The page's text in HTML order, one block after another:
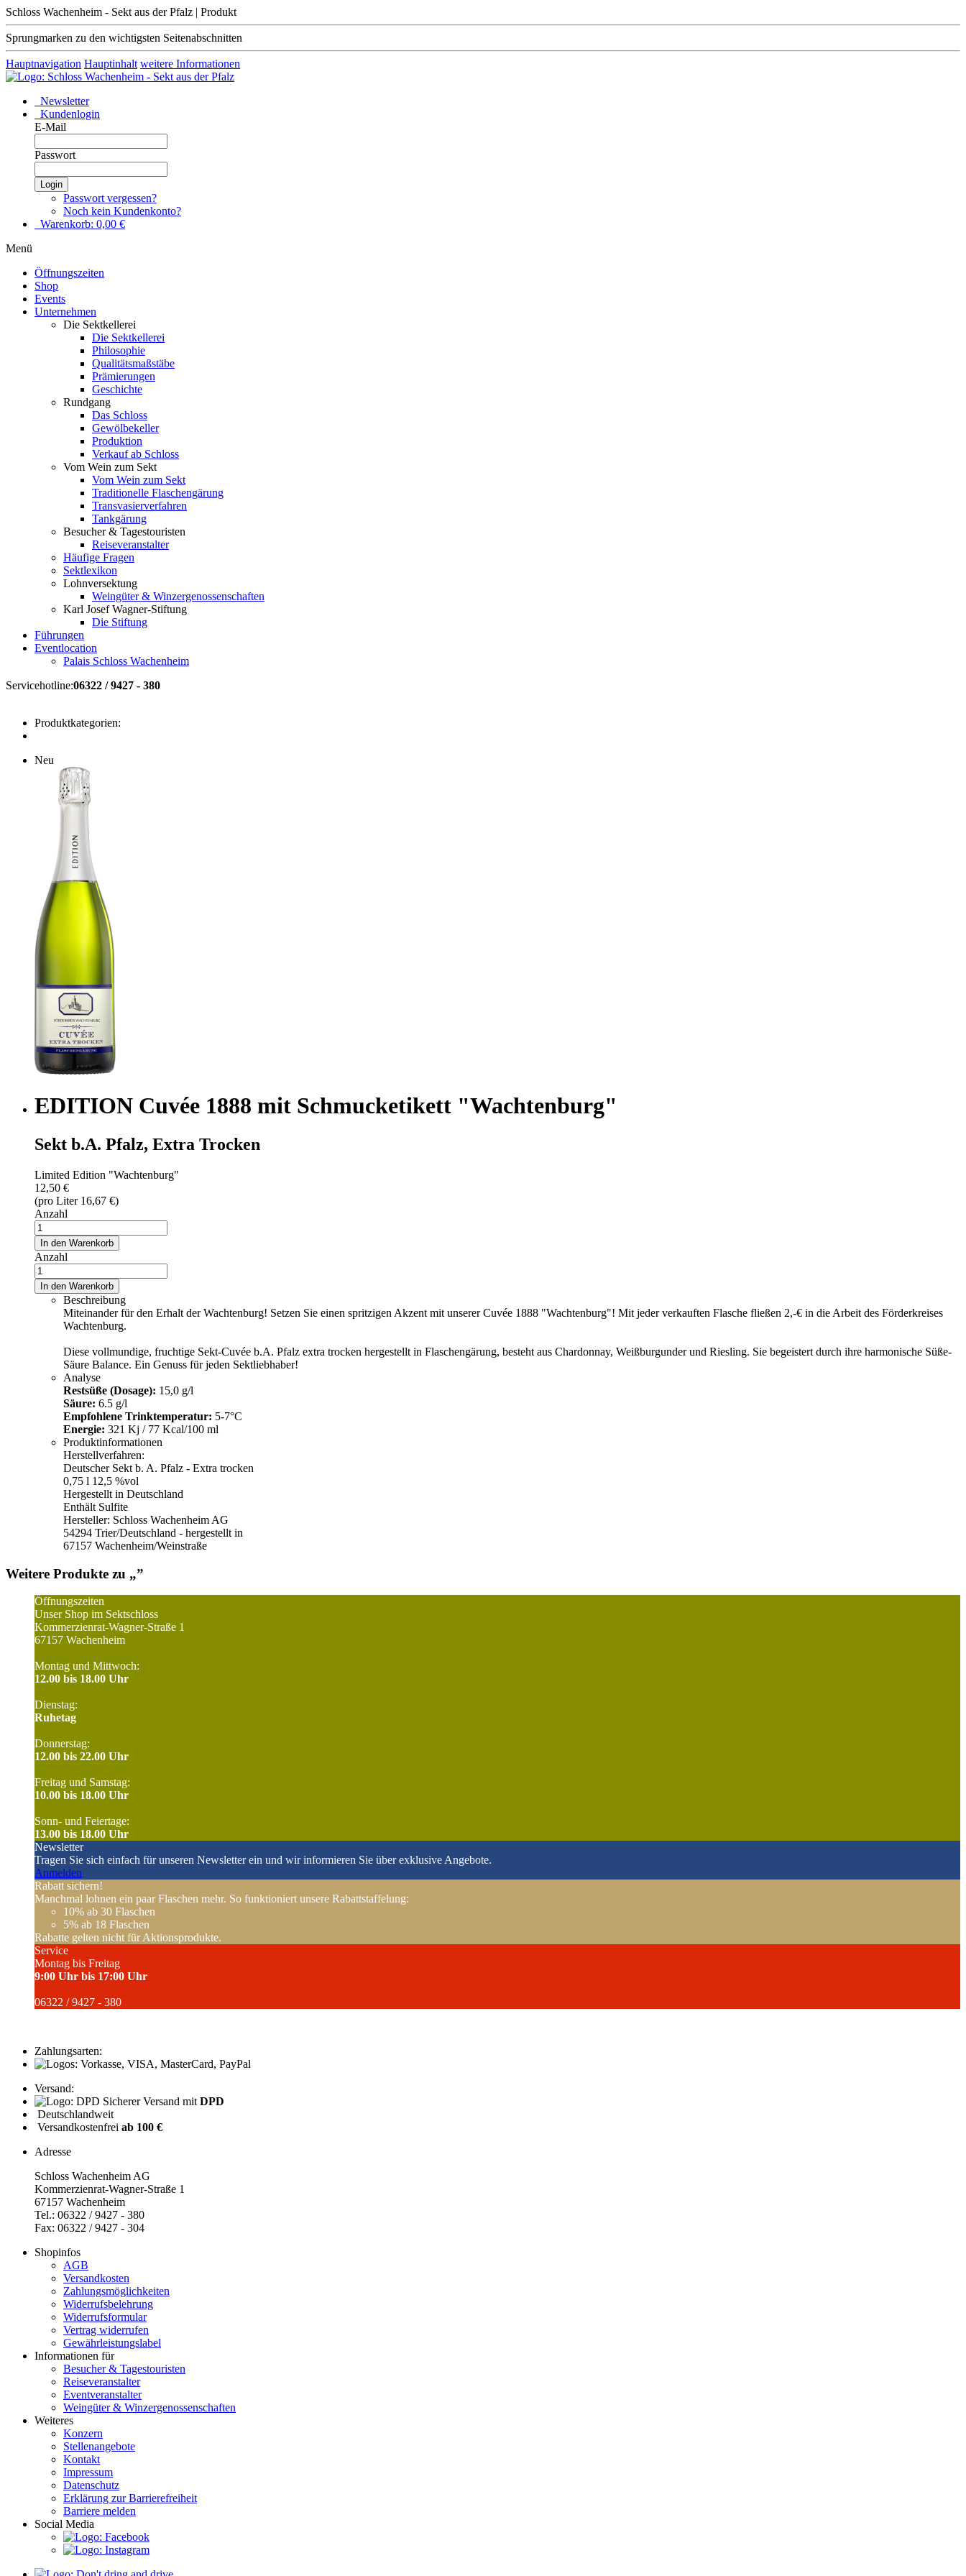
Schloss Wachenheim - Sekt aus der Pfalz | Produkt
Sprungmarken zu den wichtigsten Seitenabschnitten
Hauptnavigation Hauptinhalt weitere Informationen
Newsletter
Kundenlogin
E-Mail
Passwort
Login
Passwort vergessen?
Noch kein Kundenkonto?
Warenkorb: 0,00 €
Menü
Öffnungszeiten
Shop
Events
Unternehmen
Die Sektkellerei
Die Sektkellerei
Philosophie
Qualitätsmaßstäbe
Prämierungen
Geschichte
Rundgang
Das Schloss
Gewölbekeller
Produktion
Verkauf ab Schloss
Vom Wein zum Sekt
Vom Wein zum Sekt
Traditionelle Flaschengärung
Transvasierverfahren
Tankgärung
Besucher & Tagestouristen
Reiseveranstalter
Häufige Fragen
Sektlexikon
Lohnversektung
Weingüter & Winzergenossenschaften
Karl Josef Wagner-Stiftung
Die Stiftung
Führungen
Eventlocation
Palais Schloss Wachenheim
Servicehotline:06322 / 9427 - 380
Produktkategorien:
Neu
EDITION Cuvée 1888 mit Schmucketikett "Wachtenburg"
Sekt b.A. Pfalz, Extra Trocken
Limited Edition "Wachtenburg"
12,50 €
(pro Liter 16,67 €)
Anzahl
In den Warenkorb
Anzahl
In den Warenkorb
Beschreibung
Miteinander für den Erhalt der Wachtenburg! Setzen Sie einen spritzigen Akzent mit unserer Cuvée 1888 "Wachtenburg"! Mit jeder verkauften Flasche fließen 2,-€ in die Arbeit des Förderkreises
Wachtenburg.
Diese vollmundige, fruchtige Sekt-Cuvée b.A. Pfalz extra trocken hergestellt in Flaschengärung, besteht aus Chardonnay, Weißburgunder und Riesling. Sie begeistert durch ihre harmonische Süße-
Säure Balance. Ein Genuss für jeden Sektliebhaber!
Analyse
Restsüße (Dosage): 15,0 g/l
Säure: 6.5 g/l
Empfohlene Trinktemperatur: 5-7°C
Energie: 321 Kj / 77 Kcal/100 ml
Produktinformationen
Herstellverfahren:
Deutscher Sekt b. A. Pfalz - Extra trocken
0,75 l 12,5 %vol
Hergestellt in Deutschland
Enthält Sulfite
Hersteller: Schloss Wachenheim AG
54294 Trier/Deutschland - hergestellt in
67157 Wachenheim/Weinstraße
Weitere Produkte zu „”
Öffnungszeiten
Unser Shop im Sektschloss
Kommerzienrat-Wagner-Straße 1
67157 Wachenheim
Montag und Mittwoch:
12.00 bis 18.00 Uhr
Dienstag:
Ruhetag
Donnerstag:
12.00 bis 22.00 Uhr
Freitag und Samstag:
10.00 bis 18.00 Uhr
Sonn- und Feiertage:
13.00 bis 18.00 Uhr
Newsletter
Tragen Sie sich einfach für unseren Newsletter ein und wir informieren Sie über exklusive Angebote.
Anmelden
Rabatt sichern!
Manchmal lohnen ein paar Flaschen mehr. So funktioniert unsere Rabattstaffelung:
10% ab 30 Flaschen
5% ab 18 Flaschen
Rabatte gelten nicht für Aktionsprodukte.
Service
Montag bis Freitag
9:00 Uhr bis 17:00 Uhr
06322 / 9427 - 380
Zahlungsarten:
Versand:
Sicherer Versand mit DPD
Deutschlandweit
Versandkostenfrei ab 100 €
Adresse
Schloss Wachenheim AG
Kommerzienrat-Wagner-Straße 1
67157 Wachenheim
Tel.: 06322 / 9427 - 380
Fax: 06322 / 9427 - 304
Shopinfos
AGB
Versandkosten
Zahlungsmöglichkeiten
Widerrufsbelehrung
Widerrufsformular
Vertrag widerrufen
Gewährleistungslabel
Informationen für
Besucher & Tagestouristen
Reiseveranstalter
Eventveranstalter
Weingüter & Winzergenossenschaften
Weiteres
Konzern
Stellenangebote
Kontakt
Impressum
Datenschutz
Erklärung zur Barrierefreiheit
Barriere melden
Social Media